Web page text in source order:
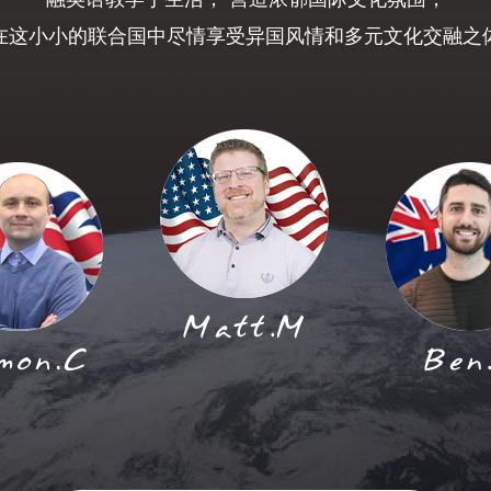
这小小的联合国中尽情享受异国风情和多元文化交融之